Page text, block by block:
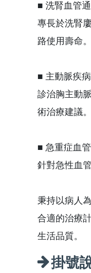
■ 洗腎血管
專長於洗腎
路使用壽命
■ 主動脈疾病
診治胸主動
術治療建議
■ 急重症血
針對急性血
秉持以病人
合適的治療
生活品質。
掛號